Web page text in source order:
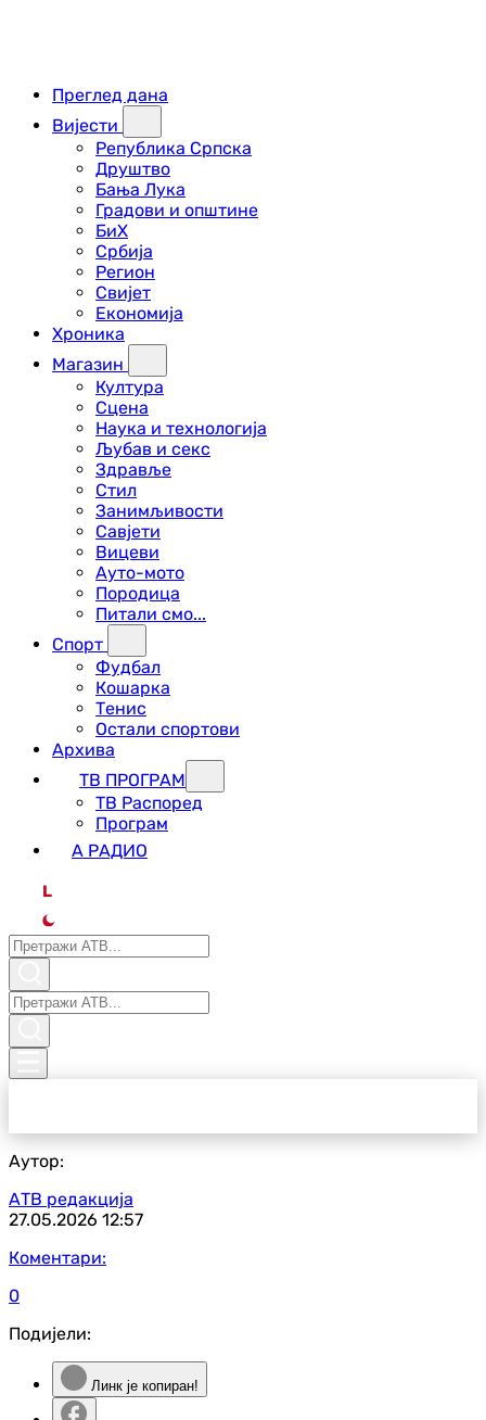
Преглед дана
Вијести
Република Српска
Друштво
Бања Лука
Градови и општине
БиХ
Србија
Регион
Свијет
Економија
Хроника
Магазин
Култура
Сцена
Наука и технологија
Љубав и секс
Здравље
Стил
Занимљивости
Савјети
Вицеви
Ауто-мото
Породица
Питали смо...
Спорт
Фудбал
Кошарка
Тенис
Остали спортови
Архива
ТВ ПРОГРАМ
ТВ Распоред
Програм
А РАДИО
L
Аутор:
АТВ редакција
27.05.2026 12:57
Коментари:
0
Подијели:
Линк је копиран!